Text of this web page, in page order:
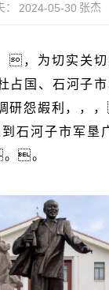
2024-05-30 张杰
，为切实关
国、石河子
研怨嘏利，，
石河子市军
。